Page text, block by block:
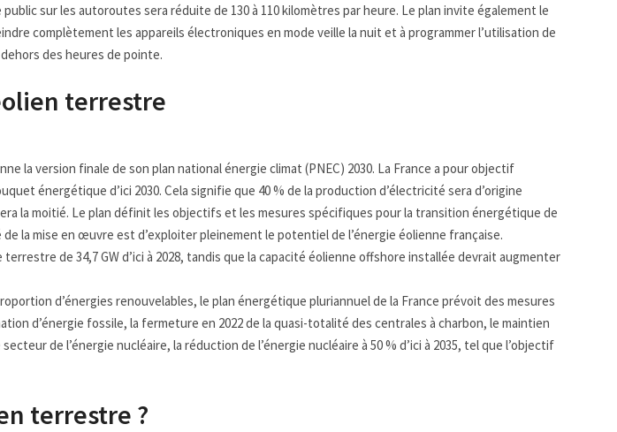
sur les autoroutes sera réduite de 130 à 110 kilomètres par heure. Le plan invite également le
complètement les appareils électroniques en mode veille la nuit et à programmer l’utilisation de
des heures de pointe.
terrestre
la version finale de son plan national énergie climat (PNEC) 2030. La France a pour objectif
énergétique d’ici 2030. Cela signifie que 40 % de la production d’électricité sera d’origine
la moitié. Le plan définit les objectifs et les mesures spécifiques pour la transition énergétique de
la mise en œuvre est d’exploiter pleinement le potentiel de l’énergie éolienne française.
de 34,7 GW d’ici à 2028, tandis que la capacité éolienne offshore installée devrait augmenter
d’énergies renouvelables, le plan énergétique pluriannuel de la France prévoit des mesures
d’énergie fossile, la fermeture en 2022 de la quasi-totalité des centrales à charbon, le maintien
de l’énergie nucléaire, la réduction de l’énergie nucléaire à 50 % d’ici à 2035, tel que l’objectif
terrestre ?